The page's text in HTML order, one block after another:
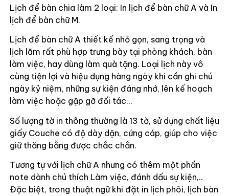
Lịch để bàn chia làm 2 loại: In lịch để bàn chữ A và In
lịch để bàn chữ M.
Lịch để bàn chữ A thiết kế nhỏ gọn, sang trọng và
lịch lãm rất phù hợp trưng bày tại phòng khách, bàn
làm việc, hay dùng làm quà tặng. Loại lịch này vô
cùng tiện lợi và hiệu dụng hàng ngày khi cần ghi chú
ngày kỷ niệm, những sự kiện đáng nhớ, lên kế hoạch
làm việc hoặc gặp gỡ đối tác…
Số lượng tờ in thông thường là 13 tờ, sử dụng chất liệu
giấy Couche có độ dày dặn, cứng cáp, giúp cho việc
giữ thăng bằng được chắc chắn.
Tương tự với lịch chữ A nhưng có thêm một phần
note dành chú thích Làm việc, đánh dấu sự kiện,..
Đặc biệt, trong thuật ngữ khi đặt in lịch phôi, lịch bàn